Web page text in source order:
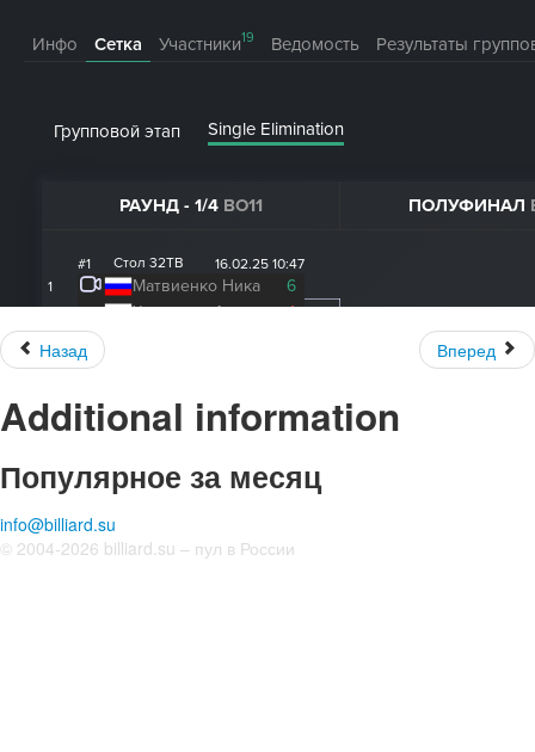
Назад Вперед
Additional information
Популярное за месяц
info@billiard.su
© 2004-2026 billiard.su – пул в России